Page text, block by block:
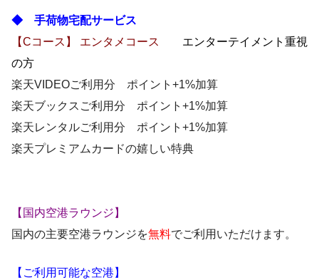
◆ 手荷物宅配サービス
【Cコース】 エンタメコース
エンターテイメント重視
の方
楽天VIDEOご利用分 ポイント+1%加算
楽天ブックスご利用分 ポイント+1%加算
楽天レンタルご利用分 ポイント+1%加算
楽天プレミアムカードの嬉しい特典
【国内空港ラウンジ】
国内の主要空港ラウンジを無料でご利用いただけます。
【ご利用可能な空港】